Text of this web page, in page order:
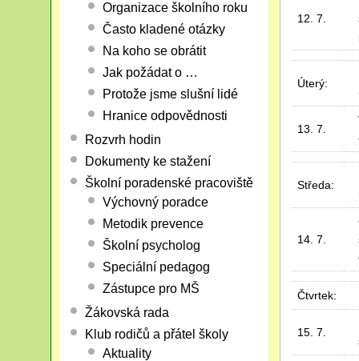
12. 7.
Úterý:
13. 7.
Středa:
14. 7.
Čtvrtek:
15. 7.
Organizace školního roku
Často kladené otázky
Na koho se obrátit
Jak požádat o …
Protože jsme slušní lidé
Hranice odpovědnosti
Rozvrh hodin
Dokumenty ke stažení
Školní poradenské pracoviště
Výchovný poradce
Metodik prevence
Školní psycholog
Speciální pedagog
Zástupce pro MŠ
Žákovská rada
Klub rodičů a přátel školy
Aktuality